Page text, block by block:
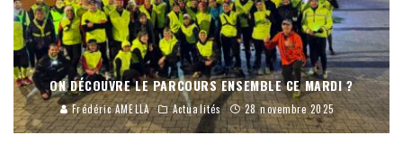
ON DÉCOUVRE LE PARCOURS ENSEMBLE CE MARDI ?
Frédéric AMELLA Actualités 28 novembre 2025